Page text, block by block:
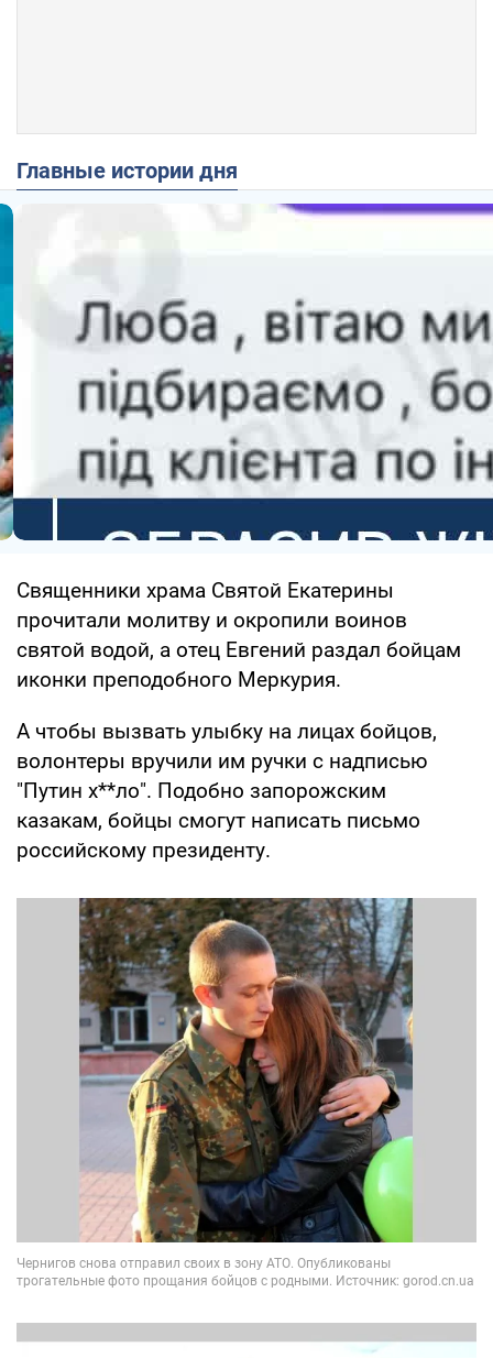
Главные истории дня
Священники храма Святой Екатерины
прочитали молитву и окропили воинов
святой водой, а отец Евгений раздал бойцам
иконки преподобного Меркурия.
А чтобы вызвать улыбку на лицах бойцов,
волонтеры вручили им ручки с надписью
"Путин х**ло". Подобно запорожским
казакам, бойцы смогут написать письмо
российскому президенту.